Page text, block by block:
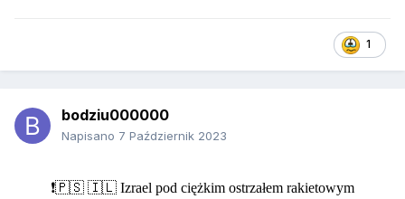
1
bodziu000000
Napisano 7 Październik 2023